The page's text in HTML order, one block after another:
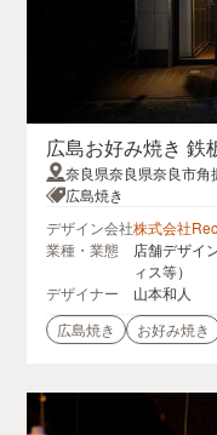
広島お好み焼き 鉄
奈良県奈良県奈良市角
中室ビル 1F
広島焼き
デザイン会社株式会社
業種・業態
店舗デザイ
ィス等）
デザイナー
山本和人
広島焼き
お好み焼き